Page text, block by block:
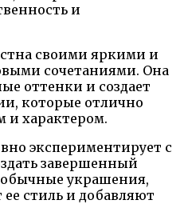
и
своими яркими и
сочетаниями. Она
оттенки и создает
которые отлично
и характером.
экспериментирует с
завершенный
украшения,
стиль и добавляют